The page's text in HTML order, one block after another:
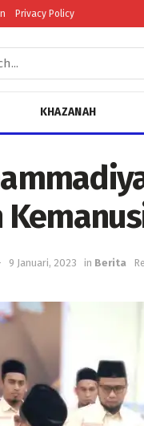
Privacy Policy
KHAZANAH
9 Januari, 2023 in Berita